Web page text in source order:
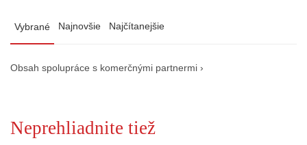
Vybrané Najnovšie Najčítanejšie
Obsah spolupráce s komerčnými partnermi ›
Neprehliadnite tiež